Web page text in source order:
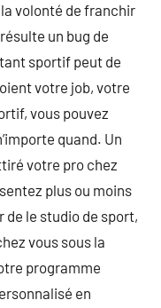
la volonté de franchir
un bug de
sportif peut de
votre job, votre
vous pouvez
quand. Un
votre pro chez
plus ou moins
de le studio de sport,
vous sous la
programme
en